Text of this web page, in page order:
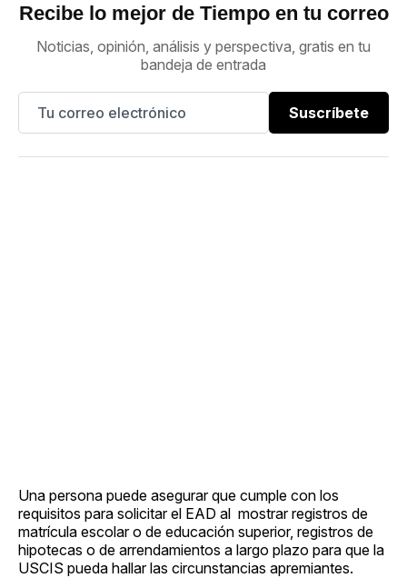
Recibe lo mejor de Tiempo en tu correo
Noticias, opinión, análisis y perspectiva, gratis en tu
bandeja de entrada
Suscríbete
Una persona puede asegurar que cumple con los
requisitos para solicitar el EAD al mostrar registros de
matrícula escolar o de educación superior, registros de
hipotecas o de arrendamientos a largo plazo para que la
USCIS pueda hallar las circunstancias apremiantes.